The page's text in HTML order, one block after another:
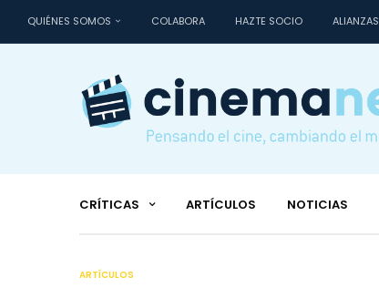
QUIÉNES SOMOS COLABORA HAZTE SOCIO ALIANZAS
CRÍTICAS ARTÍCULOS NOTICIAS
ARTÍCULOS